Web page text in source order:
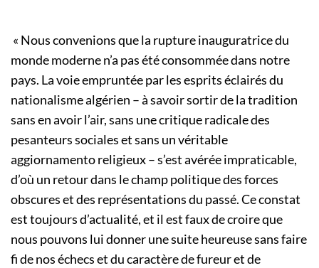
« Nous convenions que la rupture inauguratrice du
monde moderne n’a pas été consommée dans notre
pays. La voie empruntée par les esprits éclairés du
nationalisme algérien – à savoir sortir de la tradition
sans en avoir l’air, sans une critique radicale des
pesanteurs sociales et sans un véritable
aggiornamento religieux – s’est avérée impraticable,
d’où un retour dans le champ politique des forces
obscures et des représentations du passé. Ce constat
est toujours d’actualité, et il est faux de croire que
nous pouvons lui donner une suite heureuse sans faire
fi de nos échecs et du caractère de fureur et de